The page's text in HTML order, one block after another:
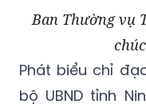
Ban Thường vụ
Phát biểu chỉ
bộ UBND tỉnh